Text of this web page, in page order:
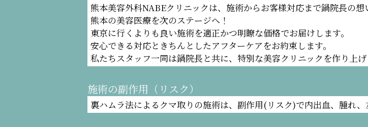
熊本美容外科NABEクリニックは、施術からお客様対応まで鍋院長の
熊本の美容医療を次のステージへ！
東京に行くよりも良い施術を適正かつ明瞭な価格でお届けします。
安心できる対応ときちんとしたアフターケアをお約束します。
私たちスタッフ一同は鍋院長と共に、特別な美容クリニックを作り上げ
施術の副作用（リスク）
裏ハムラ法によるクマ取りの施術は、副作用(リスク)で内出血、腫れ、